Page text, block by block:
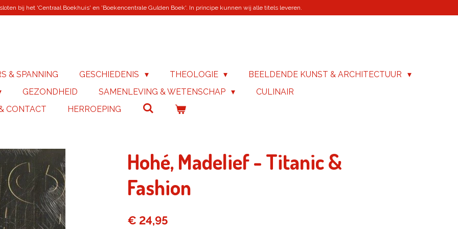
bij het 'Centraal Boekhuis' en 'Boekencentrale Gulden Boek'. In principe kunnen wij alle titels leveren.
& SPANNING GESCHIEDENIS THEOLOGIE
BEELDENDE KUNST & ARCHITECTUUR
GEZONDHEID SAMENLEVING & WETENSCHAP
CULINAIR
CONTACT HERROEPING
Hohé, Madelief - Titanic &
Fashion
€ 24,95